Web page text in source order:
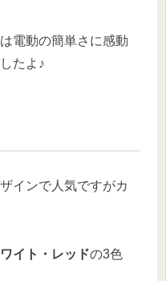
電動の簡単さに感動
たよ♪
インで人気ですがカ
イト・レッドの3色